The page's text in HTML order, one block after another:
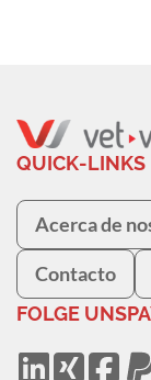
QUICK-LINKS
Acerca de
Contacto
FOLGE UNS